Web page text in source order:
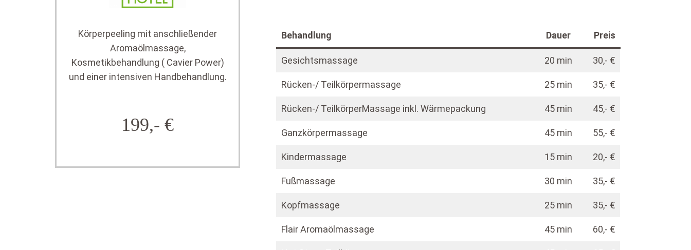
Körperpeeling mit anschließender
Aromaölmassage,
Kosmetikbehandlung ( Cavier Power)
und einer intensiven Handbehandlung.
199,- €
Behandlung Dauer Preis
Gesichtsmassage 20 min 30,- €
Rücken-/ Teilkörpermassage 25 min 35,- €
Rücken-/ TeilkörperMassage inkl. Wärmepackung 45 min 45,- €
Ganzkörpermassage 45 min 55,- €
Kindermassage 15 min 20,- €
Fußmassage 30 min 35,- €
Kopfmassage 25 min 35,- €
Flair Aromaölmassage 45 min 60,- €